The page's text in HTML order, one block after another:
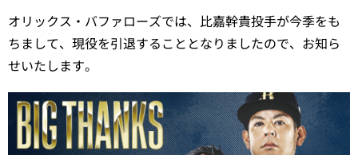
オリックス・バファローズでは、比嘉幹貴投手が今季をも
ちまして、現役を引退することとなりましたので、お知ら
せいたします。